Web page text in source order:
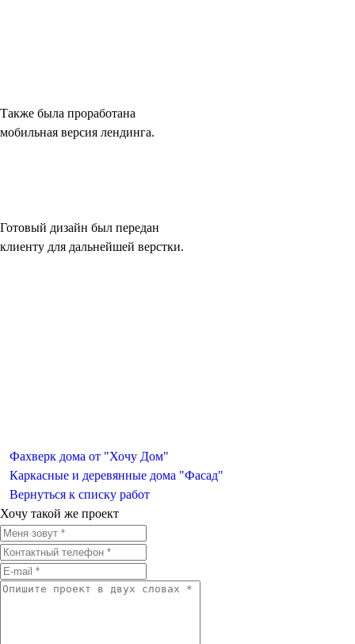
Также была проработана
мобильная версия лендинга.
Готовый дизайн был передан
клиенту для дальнейшей верстки.
Фахверк дома от "Хочу Дом"
Каркасные и деревянные дома "Фасад"
Вернуться к списку работ
Хочу такой же проект